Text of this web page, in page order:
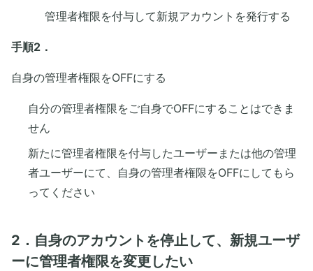
管理者権限を付与して新規アカウントを発行する
手順2．
自身の管理者権限をOFFにする
自分の管理者権限をご自身でOFFにすることはできま
せん
新たに管理者権限を付与したユーザーまたは他の管理
者ユーザーにて、自身の管理者権限をOFFにしてもら
ってください
2．自身のアカウントを停止して、新規ユーザ
ーに管理者権限を変更したい